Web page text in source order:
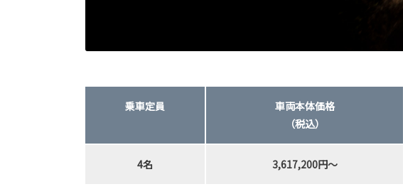
乗車定員
車両本体価格
（税込）
4名 3,617,200円～